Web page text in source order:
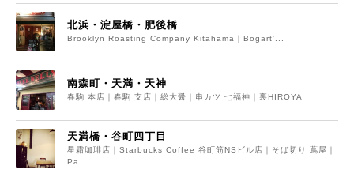
北浜・淀屋橋・肥後橋
Brooklyn Roasting Company Kitahama｜Bogart'...
南森町・天満・天神
春駒 本店｜春駒 支店｜総大醤｜串カツ 七福神｜裏HIROYA
天満橋・谷町四丁目
星霜珈琲店｜Starbucks Coffee 谷町筋NSビル店｜そば切り 蔦屋｜
Pa...